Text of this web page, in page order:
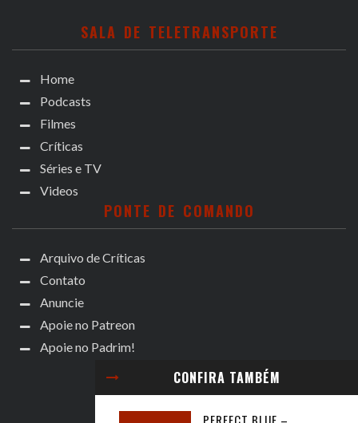
CONFIRA TAMBÉM
SALA DE TELETRANSPORTE
Home
Podcasts
Filmes
Críticas
Séries e TV
Videos
PONTE DE COMANDO
Arquivo de Críticas
Contato
Anuncie
Apoie no Patreon
Apoie no Padrim!